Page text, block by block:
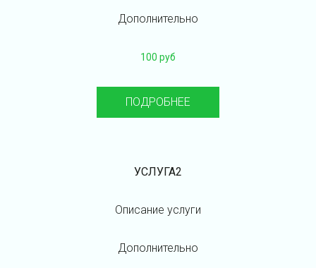
Дополнительно
100 руб
ПОДРОБНЕЕ
УСЛУГА2
Описание услуги
Дополнительно